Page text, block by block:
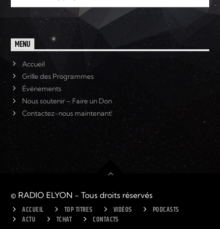
MENU
Accueil
Grille des Programmes
Événements
Nous soutenir – Faire un Don
Contactez-nous maintenant!
© RADIO ELYON - Tous droits réservés
ACCUEIL TOP TITRES VIDÉOS
PODCASTS
ACTU
TCHAT CONTACTS